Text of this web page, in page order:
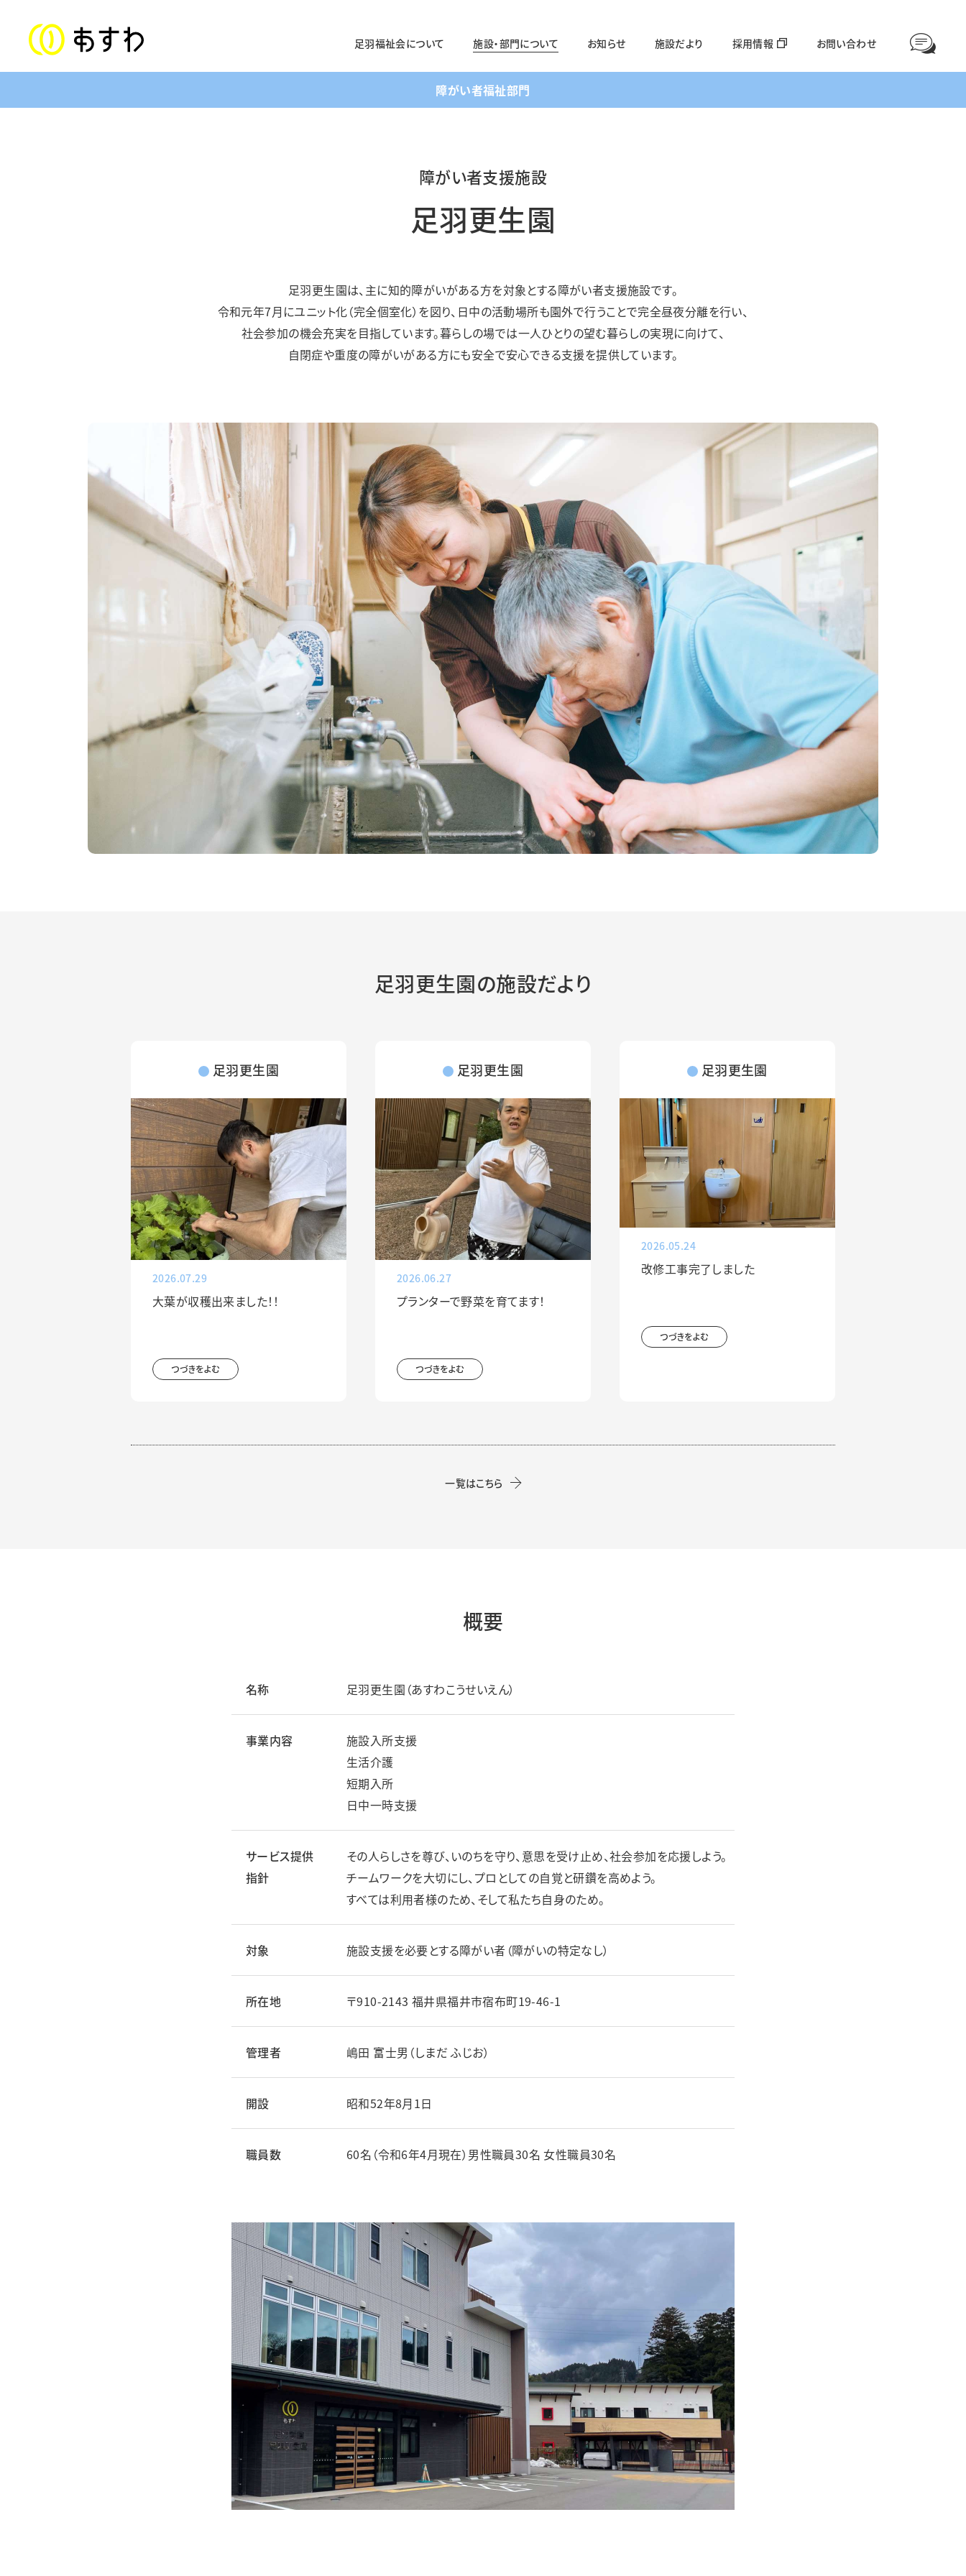
足羽福祉会について
法人の取り組み
施設・部門について
施設・部門の一覧ページ
足羽学園
フレンズみゆき
障がい者福祉部門
対象年齢：19〜64歳
パステル スマイル
カラフル リアン
グループホーム美山
お知らせ 施設だより 採用情報 お問い合わせ
障がい者福祉部門
障がい者支援施設
足羽更生園
足羽更生園は、主に知的障がいがある方を対象とする障がい者支援施設です。
令和元年7月にユニット化（完全個室化）を図り、日中の活動場所も園外で行うことで完全昼夜分離を行い、
社会参加の機会充実を目指しています。暮らしの場では一人ひとりの望む暮らしの実現に向けて、
自閉症や重度の障がいがある方にも安全で安心できる支援を提供しています。
足羽更生園の施設だより
足羽更生園
2026.07.29
大葉が収穫出来ました！！
つづきをよむ
足羽更生園
2026.06.27
プランターで野菜を育てます！
つづきをよむ
足羽更生園
2026.05.24
改修工事完了しました
つづきをよむ
一覧はこちら
概要
名称 足羽更生園（あすわこうせいえん）
事業内容
施設入所支援
生活介護
短期入所
日中一時支援
サービス提供
指針
その人らしさを尊び、いのちを守り、意思を受け止め、社会参加を応援しよう。
チームワークを大切にし、プロとしての自覚と研鑽を高めよう。
すべては利用者様のため、そして私たち自身のため。
対象 施設支援を必要とする障がい者（障がいの特定なし）
所在地 〒910-2143 福井県福井市宿布町19-46-1
管理者 嶋田 富士男（しまだ ふじお）
開設 昭和52年8月1日
職員数 60名（令和6年4月現在）男性職員30名 女性職員30名